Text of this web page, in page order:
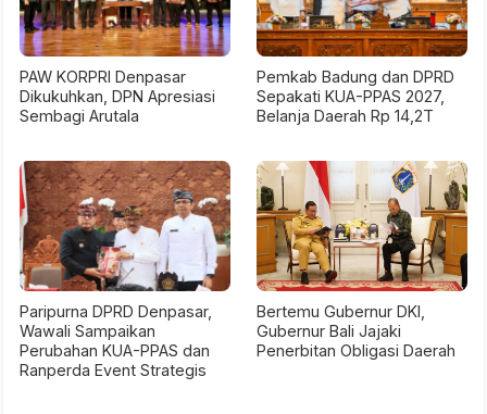
PAW KORPRI Denpasar
Dikukuhkan, DPN Apresiasi
Sembagi Arutala
Pemkab Badung dan DPRD
Sepakati KUA-PPAS 2027,
Belanja Daerah Rp 14,2T
Paripurna DPRD Denpasar,
Wawali Sampaikan
Perubahan KUA-PPAS dan
Ranperda Event Strategis
Bertemu Gubernur DKI,
Gubernur Bali Jajaki
Penerbitan Obligasi Daerah